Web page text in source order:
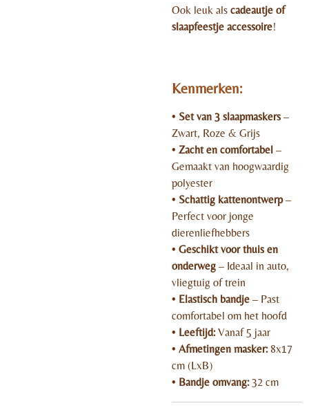
Ook leuk als cadeautje of
slaapfeestje accessoire!
Kenmerken:
• Set van 3 slaapmaskers –
Zwart, Roze & Grijs
• Zacht en comfortabel –
Gemaakt van hoogwaardig
polyester
• Schattig kattenontwerp–
Perfect voor jonge
dierenliefhebbers
• Geschikt voor thuis en
onderweg – Ideaal in auto,
vliegtuig of trein
• Elastisch bandje – Past
comfortabel om het hoofd
• Leeftijd:Vanaf 5 jaar
• Afmetingen masker:8x17
cm (LxB)
• Bandje omvang:32 cm